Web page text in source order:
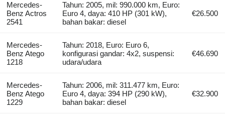
Mercedes-
Benz Actros
2541
Tahun: 2005, mil: 990.000 km, Euro:
Euro 4, daya: 410 HP (301 kW),
bahan bakar: diesel
€26.500
Mercedes-
Benz Atego
1218
Tahun: 2018, Euro: Euro 6,
konfigurasi gandar: 4x2, suspensi:
udara/udara
€46.690
Mercedes-
Benz Atego
1229
Tahun: 2006, mil: 311.477 km, Euro:
Euro 4, daya: 394 HP (290 kW),
bahan bakar: diesel
€32.900